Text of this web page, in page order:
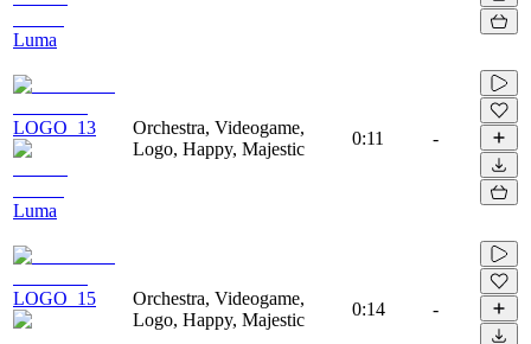
Luma
LOGO_13
Luma
Orchestra, Videogame,
Logo, Happy, Majestic
0:11 -
LOGO_15
Orchestra, Videogame,
Logo, Happy, Majestic
0:14 -